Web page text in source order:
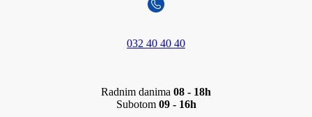
032 40 40 40
Radnim danima 08 - 18h
Subotom 09 - 16h